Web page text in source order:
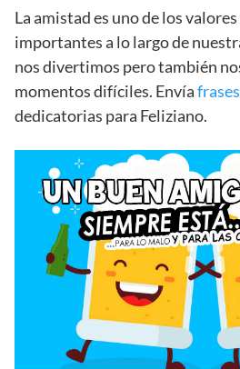
La amistad es uno de los
importantes a lo largo de
nos divertimos pero también
momentos difíciles. Envía
dedicatorias para Feliziano.